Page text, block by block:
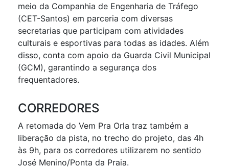
meio da Companhia de Engenharia de Tráfego
(CET-Santos) em parceria com diversas
secretarias que participam com atividades
culturais e esportivas para todas as idades. Além
disso, conta com apoio da Guarda Civil Municipal
(GCM), garantindo a segurança dos
frequentadores.
CORREDORES
A retomada do Vem Pra Orla traz também a
liberação da pista, no trecho do projeto, das 4h
às 9h, para os corredores utilizarem no sentido
José Menino/Ponta da Praia.